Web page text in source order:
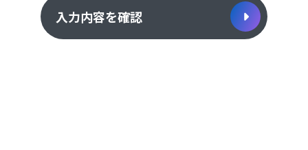
入力内容を確認